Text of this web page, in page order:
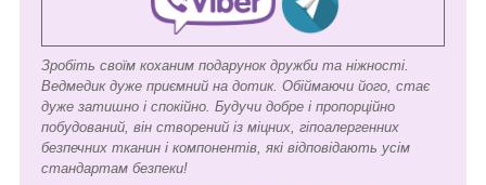
Зробіть своїм коханим подарунок дружби та ніжності.
Ведмедик дуже приємний на дотик. Обіймаючи його, стає
дуже затишно і спокійно. Будучи добре і пропорційно
побудований, він створений із міцних, гіпоалергенних
безпечних тканин і компонентів, які відповідають усім
стандартам безпеки!